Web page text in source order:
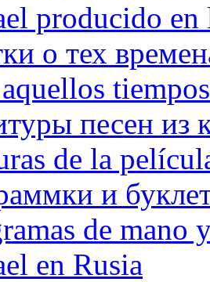
producido en
о тех
песен из
de la
и
de mano
en Rusia